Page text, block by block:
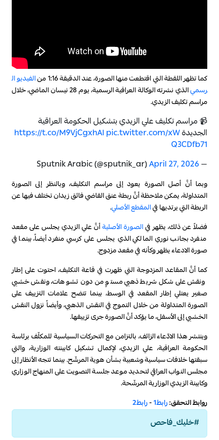
كما تظهر اللقطة التي اقتطعت منها الصورة، عند الدقيقة 1:16 من
الفيديو ال
رسمي
الذي نشرته الوكالة العراقية الرسمية، يوم 28 نيسان الماضي، خلال
مراسم تكليف الزيدي.
📹 مراسم تكليف علي الزيدي بتشكيل الحكومة العراقية
الجديدة
https://t.co/M9VjCgxhAI pic.twitter.com/xW
Q3CDfb71
— Sputnik Arabic (@sputnik_ar)
April 27, 2026
وبما أنَّ أصل الصورة يعود إلى مراسم التكليف، وبالنظر إلى الصورة
المتداولة، يمكن ملاحظة أنَّ ربطة عنق القاضي فائق زيدان تختلف فيها عن
الربطة التي يرتديها فيالمقطع الأصلي.
فضلاً عن ذلك، يظهر فيالصورة الأصليةأنَّ علي الزيدي يجلس على مقعد
منفرد بجانب نوري المالكي الذي يجلس على كرسي منفرد أيضاً، بينما في
صورة الادعاء يظهر وكأنه في مقعد مزدوج.
كما أنَّ المقاعد المزدوجة التي ظهرت في قاعة التكليف، احتوت على إطار
ونقش على شكل شريط ذهبي مستوٍ من دون تشوهات، ونقش خشبي
صغير يعتلي إطار المقعد في الوسط، بينما تتضح علامات التزييف على
الصورة المتداولة من خلال التموج في النقش الذهبي، وأيضاً نزول النقش
الخشبي إلى الأسفل، ما يؤكد أنَّ الصورة جرى تزييفها.
وينتشر هذا الادّعاء الزائف، بالتزامن مع التحركات السياسية للمكلّف برئاسة
الحكومة العراقية، علي الزيدي، لإكمال تشكيل كابينته الوزارية، والتي
سبقتها خلافات سياسية وشعبية بشأن هوية المرشّح. بينما تتجه الأنظار إلى
مجلس النواب العراقي لتحديد موعد جلسة التصويت على المنهاج الوزاري
وكابينة الزيدي الوزارية المرشّحة.
روابط التحقق:رابط1 -رابط2
#خليك_فاحص